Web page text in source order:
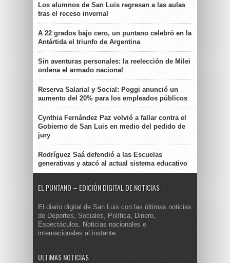
Los alumnos de San Luis regresan a las aulas
tras el receso invernal
A 22 grados bajo cero, un puntano celebró en la
Antártida el triunfo de Argentina
Sin aventuras personales: la reelección de Milei
ordena el armado nacional
Reserva Salarial y Social: Poggi anunció un
aumento del 20% para los empleados públicos
Cynthia Fernández Paz volvió a fallar contra el
Gobierno de San Luis en medio del pedido de
jury
Rodríguez Saá defendió a las Escuelas
generativas y atacó al actual sistema educativo
EL PUNTANO – EDICIÓN DIGITAL DE NOTICIAS
El diario digital de San Luis con las últimas noticias
de Deportes, Sociales, Política, Dinero,
Espectáculos. Noticias nacionales e
internacionales al instante.
ULTIMAS NOTICIAS